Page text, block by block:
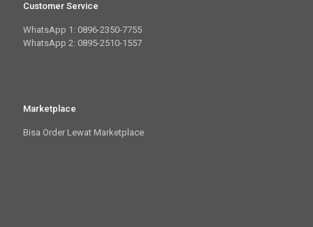
Customer Service
WhatsApp 1: 0896-2350-7755
WhatsApp 2: 0895-2510-1557
Marketplace
Bisa Order Lewat Marketplace